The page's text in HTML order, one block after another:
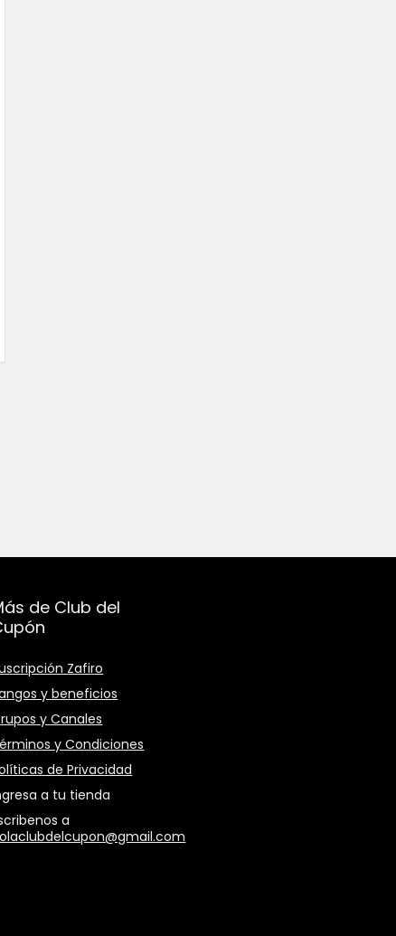
de Club del
Zafiro
y beneficios
y Canales
y Condiciones
de Privacidad
a tu tienda
a